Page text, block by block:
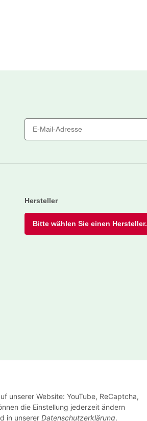
unserer Website: YouTube, ReCaptcha,
die Einstellung jederzeit ändern
in unserer Datenschutzerklärung.
Hersteller
Bitte wählen Sie einen Hersteller.